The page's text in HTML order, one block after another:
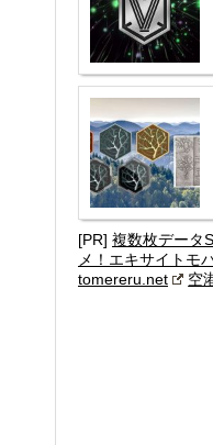
[PR] 複数枚データ
メ！エキサイトモ
tomereru.net
空